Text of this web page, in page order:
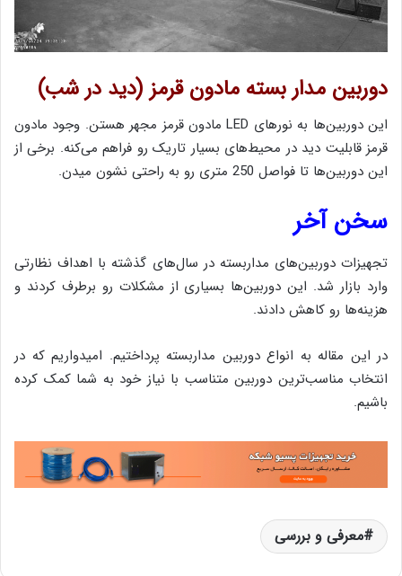
دوربین مدار بسته مادون قرمز (دید در شب)
این دوربین‌ها به نورهای LED مادون قرمز مجهر هستن. وجود مادون
قرمز قابلیت دید در محیط‌های بسیار تاریک رو فراهم می‌کنه. برخی از
این دوربین‌ها تا فواصل 250 متری رو به راحتی نشون میدن.
سخن آخر
تجهیزات دوربین‌های مداربسته در سال‌های گذشته با اهداف نظارتی
وارد بازار شد. این دوربین‌ها بسیاری از مشکلات رو برطرف کردند و
هزینه‌ها رو کاهش دادند.
در این مقاله به انواع دوربین مداربسته پرداختیم. امیدواریم که در
انتخاب مناسب‌ترین دوربین متناسب با نیاز خود به شما کمک کرده
باشیم.
معرفی و بررسی